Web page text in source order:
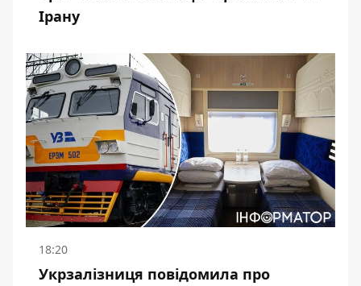
Ірану
18:20
Укрзалізниця повідомила про